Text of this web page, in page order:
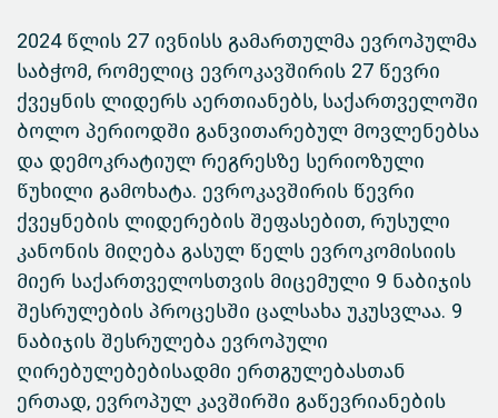
2024 წლის 27 ივნისს გამართულმა ევროპულმა
საბჭომ, რომელიც ევროკავშირის 27 წევრი
ქვეყნის ლიდერს აერთიანებს, საქართველოში
ბოლო პერიოდში განვითარებულ მოვლენებსა
და დემოკრატიულ რეგრესზე სერიოზული
წუხილი გამოხატა. ევროკავშირის წევრი
ქვეყნების ლიდერების შეფასებით, რუსული
კანონის მიღება გასულ წელს ევროკომისიის
მიერ საქართველოსთვის მიცემული 9 ნაბიჯის
შესრულების პროცესში ცალსახა უკუსვლაა. 9
ნაბიჯის შესრულება ევროპული
ღირებულებებისადმი ერთგულებასთან
ერთად, ევროპულ კავშირში გაწევრიანების